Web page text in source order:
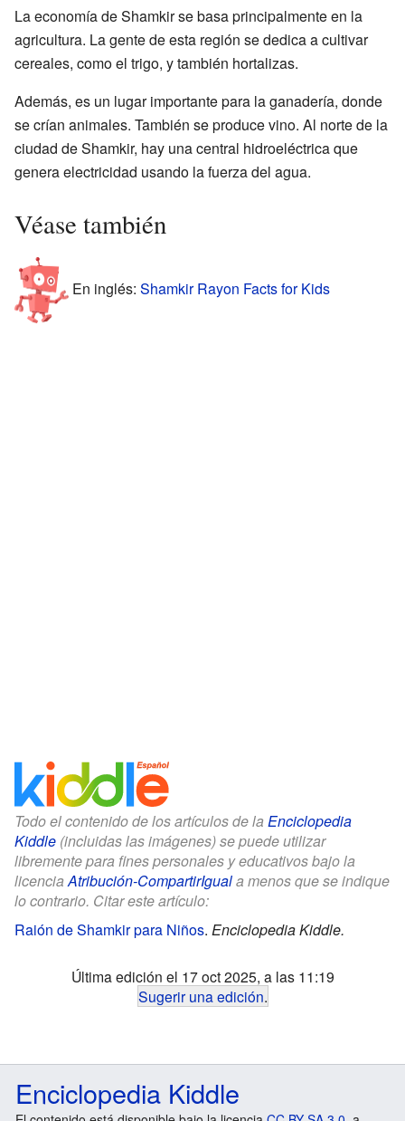
La economía de Shamkir se basa principalmente en la
agricultura. La gente de esta región se dedica a cultivar
cereales, como el trigo, y también hortalizas.
Además, es un lugar importante para la ganadería, donde
se crían animales. También se produce vino. Al norte de la
ciudad de Shamkir, hay una central hidroeléctrica que
genera electricidad usando la fuerza del agua.
Véase también
En inglés: Shamkir Rayon Facts for Kids
Todo el contenido de los artículos de la Enciclopedia
Kiddle (incluidas las imágenes) se puede utilizar
libremente para fines personales y educativos bajo la
licenciaAtribución-CompartirIguala menos que se indique
lo contrario. Citar este artículo:
Raión de Shamkir para Niños. Enciclopedia Kiddle.
Última edición el 17 oct 2025, a las 11:19
Sugerir una edición.
Enciclopedia Kiddle